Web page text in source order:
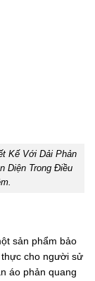
Kế Với Dải Phản
Diện Trong Điều
sản phẩm bảo
cho người sử
áo phản quang